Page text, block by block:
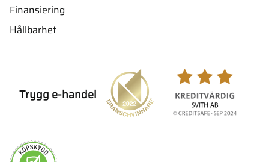
Finansiering
Hållbarhet
Trygg e-handel